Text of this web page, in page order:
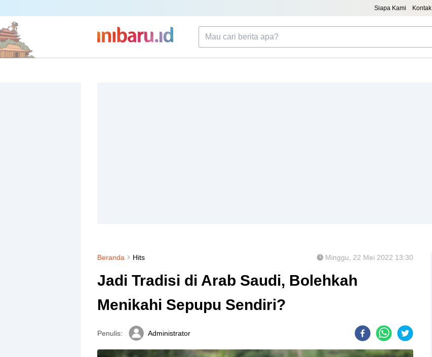
Siapa Kami Kontak
Beranda Hits Minggu, 22 Mei 2022 13:30
Jadi Tradisi di Arab Saudi, Bolehkah
Menikahi Sepupu Sendiri?
Penulis: Administrator